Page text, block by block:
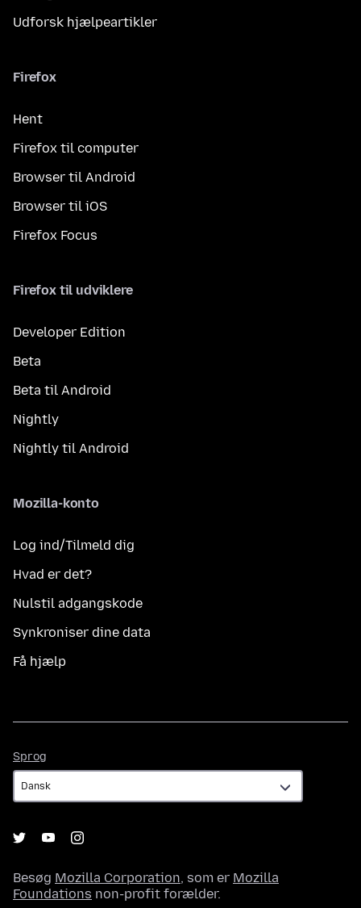
Udforsk hjælpeartikler
Firefox
Hent
Firefox til computer
Browser til Android
Browser til iOS
Firefox Focus
Firefox til udviklere
Developer Edition
Beta
Beta til Android
Nightly
Nightly til Android
Mozilla-konto
Log ind/Tilmeld dig
Hvad er det?
Nulstil adgangskode
Synkroniser dine data
Få hjælp
Sprog
Besøg Mozilla Corporation, som er Mozilla
Foundations non-profit forælder.